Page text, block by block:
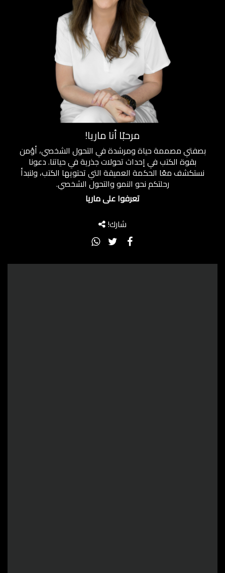
مرحبًا أنا ماريا!
بصفتي مصممة حياة ومرشدة في التحول الشخصي، أؤمن
بقوة الكتب في إحداث تحولات جذرية في حياتنا. دعونا
نستكشف معًا الحكمة العميقة التي تحتويها الكتب، ولنبدأ
رحلتكم نحو النمو والتحول الشخصي.
تعرفوا على ماريا
شارك!